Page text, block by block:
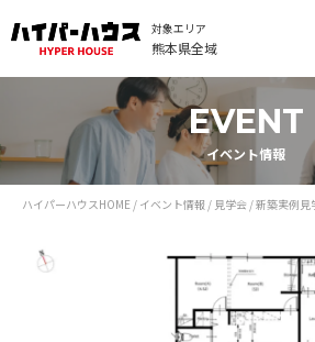
対象エリア
熊本県全域
EVENT
イベント情報
ハイパーハウスHOME / イベント情報 / 見学会 /新築実例見